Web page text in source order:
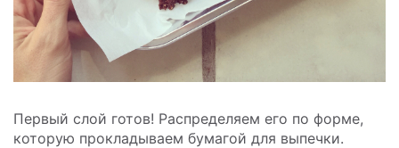
Первый слой готов! Распределяем его по форме,
которую прокладываем бумагой для выпечки.